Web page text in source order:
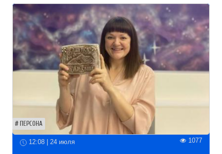
ПЕРСОНА
12:08 | 24 июля 1077